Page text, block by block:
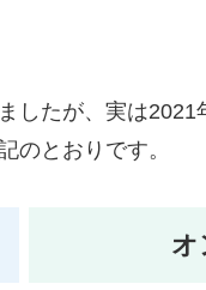
したが、実は2021
のとおりです。
オ